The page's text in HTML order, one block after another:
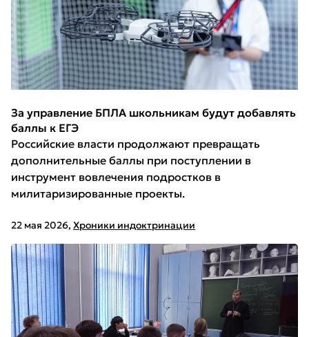
За управление БПЛА школьникам будут добавлять
баллы к ЕГЭ
Российские власти продолжают превращать
дополнительные баллы при поступлении в
инструмент вовлечения подростков в
милитаризированные проекты.
22 мая 2026, Хроники индоктринации